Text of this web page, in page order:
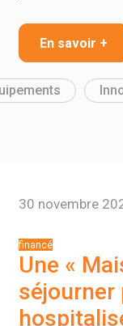
En savoir +
30 novembre
Une «
séjourner